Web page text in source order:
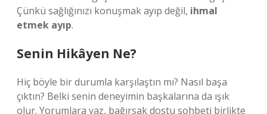
Çünkü sağlığınızı konuşmak ayıp değil, ihmal
etmek ayıp.
Senin Hikâyen Ne?
Hiç böyle bir durumla karşılaştın mı? Nasıl başa
çıktın? Belki senin deneyimin başkalarına da ışık
olur. Yorumlara yaz, bağırsak dostu sohbeti birlikte